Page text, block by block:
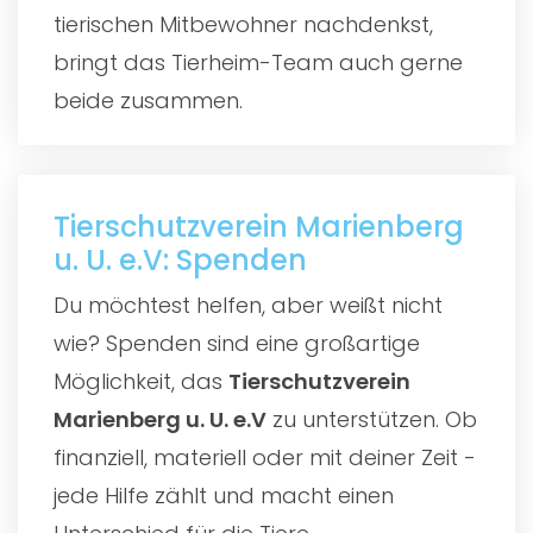
tierischen Mitbewohner nachdenkst,
bringt das Tierheim-Team auch gerne
beide zusammen.
Tierschutzverein Marienberg
u. U. e.V: Spenden
Du möchtest helfen, aber weißt nicht
wie? Spenden sind eine großartige
Möglichkeit, das Tierschutzverein
Marienberg u. U. e.V zu unterstützen. Ob
finanziell, materiell oder mit deiner Zeit -
jede Hilfe zählt und macht einen